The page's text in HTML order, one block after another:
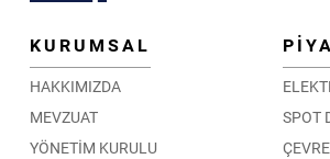
KURUMSAL
HAKKIMIZDA
MEVZUAT
YÖNETİM KURULU
SPOT